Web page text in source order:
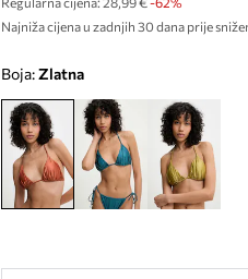
Najniža cijena u zadnjih 30 dana prije
Boja: zlatna